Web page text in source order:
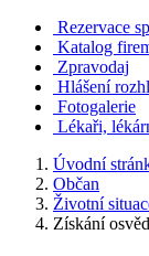
Rezervace
Katalog
Zpravodaj
Hlášení
Fotogalerie
Lékaři,
Úvodní
Občan
Životní
Získání